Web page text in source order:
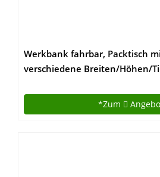
Werkbank fahrbar, Packtisch
verschiedene Breiten/Höhen/
*Zum